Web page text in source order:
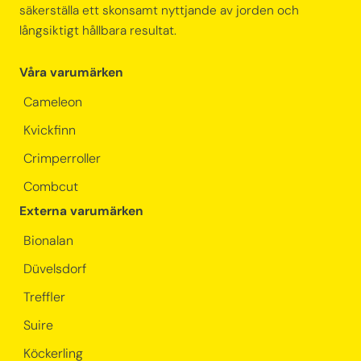
säkerställa ett skonsamt nyttjande av jorden och
långsiktigt hållbara resultat.
Våra varumärken
Cameleon
Kvickfinn
Crimperroller
Combcut
Externa varumärken
Bionalan
Düvelsdorf
Treffler
Suire
Köckerling